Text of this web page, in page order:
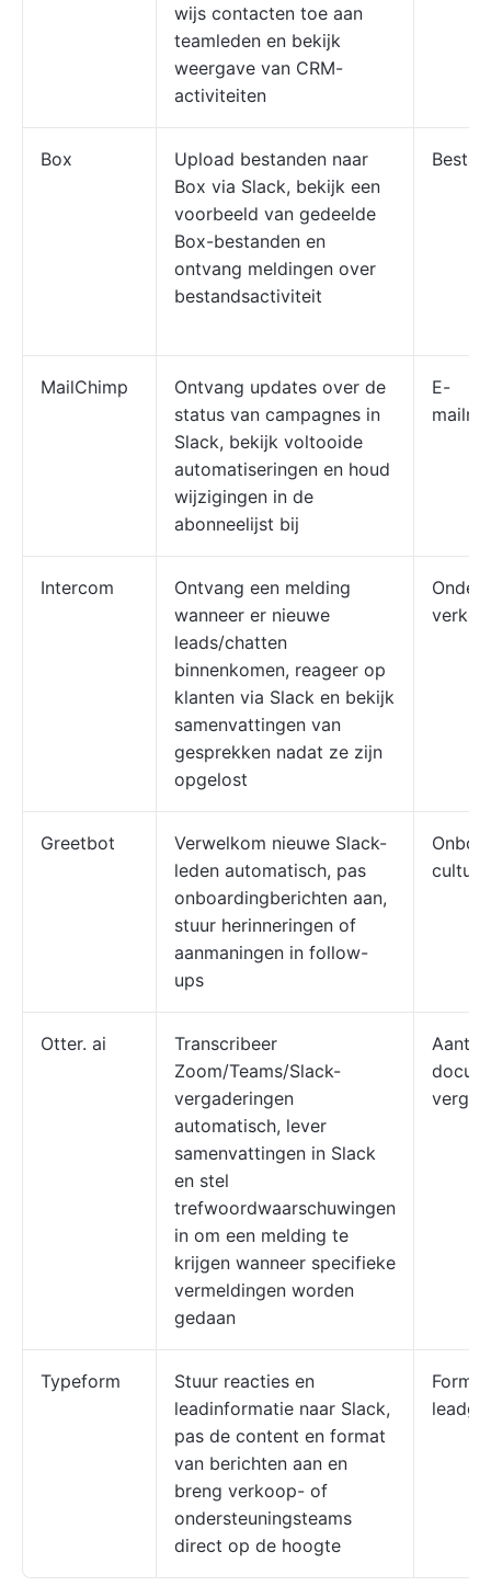
wijs contacten toe aan
teamleden en bekijk
weergave van CRM-
activiteiten
Box
Upload bestanden naar
Box via Slack, bekijk een
voorbeeld van gedeelde
Box-bestanden en
ontvang meldingen over
bestandsactiviteit
MailChimp
Ontvang updates over de
status van campagnes in
Slack, bekijk voltooide
automatiseringen en houd
wijzigingen in de
abonneelijst bij
E-
Intercom
Ontvang een melding
wanneer er nieuwe
leads/chatten
binnenkomen, reageer op
klanten via Slack en bekijk
samenvattingen van
gesprekken nadat ze zijn
opgelost
Greetbot
Verwelkom nieuwe Slack-
leden automatisch, pas
onboardingberichten aan,
stuur herinneringen of
aanmaningen in follow-
ups
cultuur
Otter. ai
Transcribeer
Zoom/Teams/Slack-
vergaderingen
automatisch, lever
samenvattingen in Slack
en stel
trefwoordwaarschuwingen
in om een melding te
krijgen wanneer specifieke
vermeldingen worden
gedaan
Typeform
Stuur reacties en
leadinformatie naar Slack,
pas de content en format
van berichten aan en
breng verkoop- of
ondersteuningsteams
direct op de hoogte